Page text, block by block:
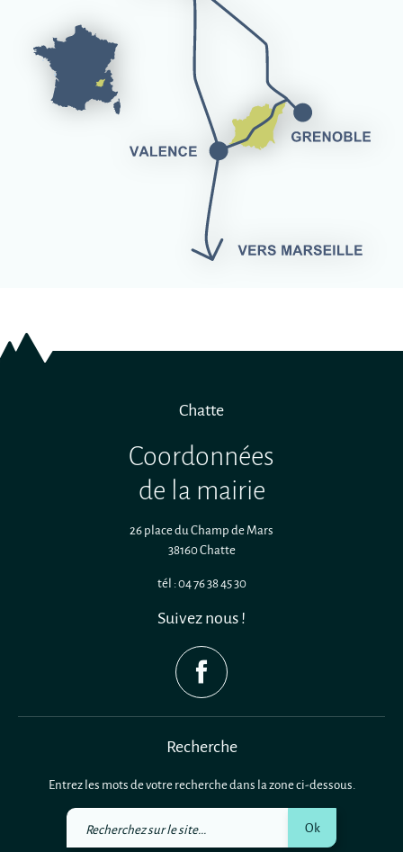
Chatte
Coordonnées
de la mairie
26 place du Champ de Mars
38160 Chatte
tél : 04 76 38 45 30
Suivez nous !
Recherche
Entrez les mots de votre recherche dans la zone ci-dessous.
Recherchez
Ok